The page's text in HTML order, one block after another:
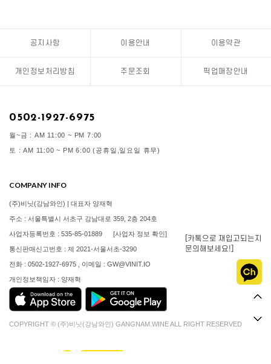
공지사항 이용안내 이용약관
개인정보처리방침 주문조회 픽업매장안내
0502-1927-6975
월~금 : AM 11:00 ~ PM 7:00
토 : AM 11:00 ~ PM 6:00 (공휴일,일요일 휴무)
COMPANY INFO
(주)비닛(강남와인) | 대표자 양재혁
주소 : 서울특별시 서초구 강남대로 359, 2층 204호
사업자등록번호 : 535-85-01889 [사업자 정보 확인]
통신판매신고번호 : 제 2021-서울서초-3290
전화 : 0502-1927-6975 , 이메일 : GW@VINIT.IO
개인정보책임자 : 양재혁
COPYRIGHT © (주)비닛(강남와인) GANGNAM.WINE ALL RIGHT RESERVED
[카톡으로 재입고되는지
문의해보세요!]